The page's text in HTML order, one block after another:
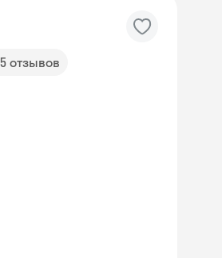
5 отзывов